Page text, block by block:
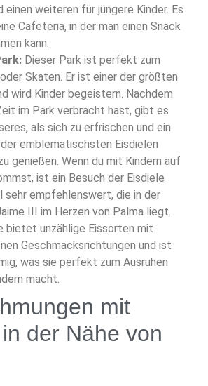
einen weiteren für jüngere Kinder. Es
Cafeteria, in der man einen Snack
kann.
Dieser Park ist perfekt zum
Skaten. Er ist einer der größten
wird Kinder begeistern. Nachdem
im Park verbracht hast, gibt es
als sich zu erfrischen und ein
der emblematischsten Eisdielen
genießen. Wenn du mit Kindern auf
ist ein Besuch der Eisdiele
sehr empfehlenswert, die in der
III im Herzen von Palma liegt.
bietet unzählige Eissorten mit
Geschmacksrichtungen und ist
was sie perfekt zum Ausruhen
macht.
mit
der Nähe von